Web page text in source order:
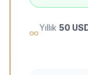
Yıllık 50